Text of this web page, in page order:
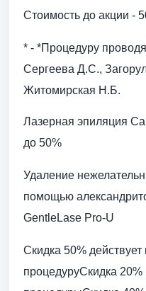
Стоимость до акции -
* - *Процедуру
Сергеева Д.С.,
Житомирская Н.Б.
Лазерная эпиляция
до 50%
Удаление
помощью
GentleLase Pro-U
Скидка 50%
процедуруСкидка